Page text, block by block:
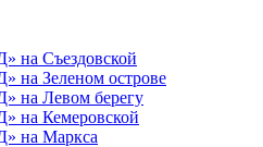
на Съездовской
на Зеленом острове
на Левом берегу
на Кемеровской
на Маркса